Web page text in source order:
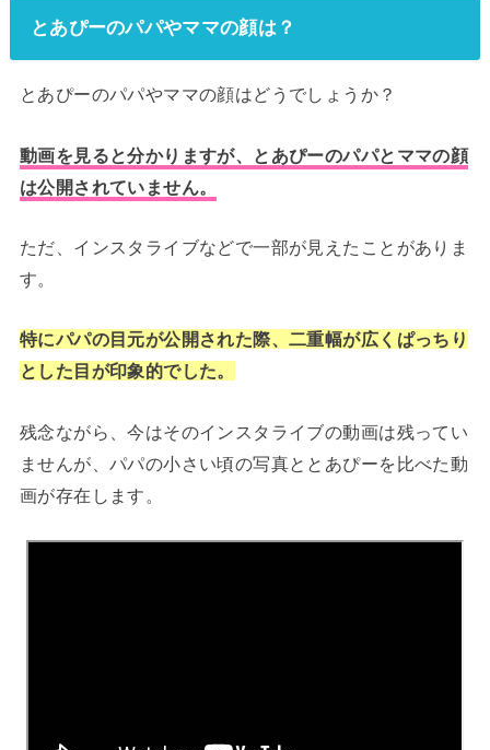
とあぴーのパパやママの顔は？
とあぴーのパパやママの顔はどうでしょうか？
動画を見ると分かりますが、とあぴーのパパとママの顔
は公開されていません。
ただ、インスタライブなどで一部が見えたことがありま
す。
特にパパの目元が公開された際、二重幅が広くぱっちり
とした目が印象的でした。
残念ながら、今はそのインスタライブの動画は残ってい
ませんが、パパの小さい頃の写真ととあぴーを比べた動
画が存在します。